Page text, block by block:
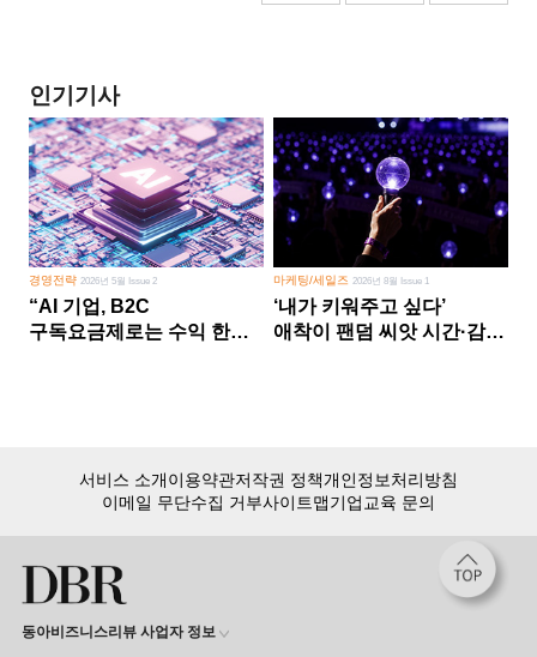
인기기사
경영전략 2026년 5월 Issue 2
“AI 기업, B2C
구독요금제로는 수익 한계
마케팅/세일즈 2026년 8월 Issue 1
‘내가 키워주고 싶다’
애착이 팬덤 씨앗 시간·감정
서비스 소개이용약관저작권 정책개인정보처리방침
이메일 무단수집 거부사이트맵기업교육 문의
동아비즈니스리뷰 사업자 정보